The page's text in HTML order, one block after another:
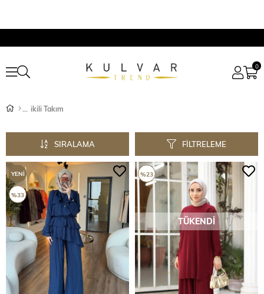
0
ikili Takım
FILTRELEME
SIRALAMA
YENI
ÜRÜN
%33
TÜKENDI
%23